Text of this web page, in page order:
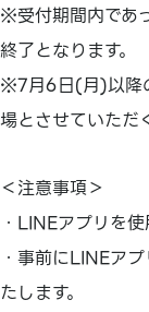
※受付期間内であ
終了となります。
※7月6日(月)以降
場とさせていただ
＜注意事項＞
・LINEアプリを
・事前にLINEア
たします。